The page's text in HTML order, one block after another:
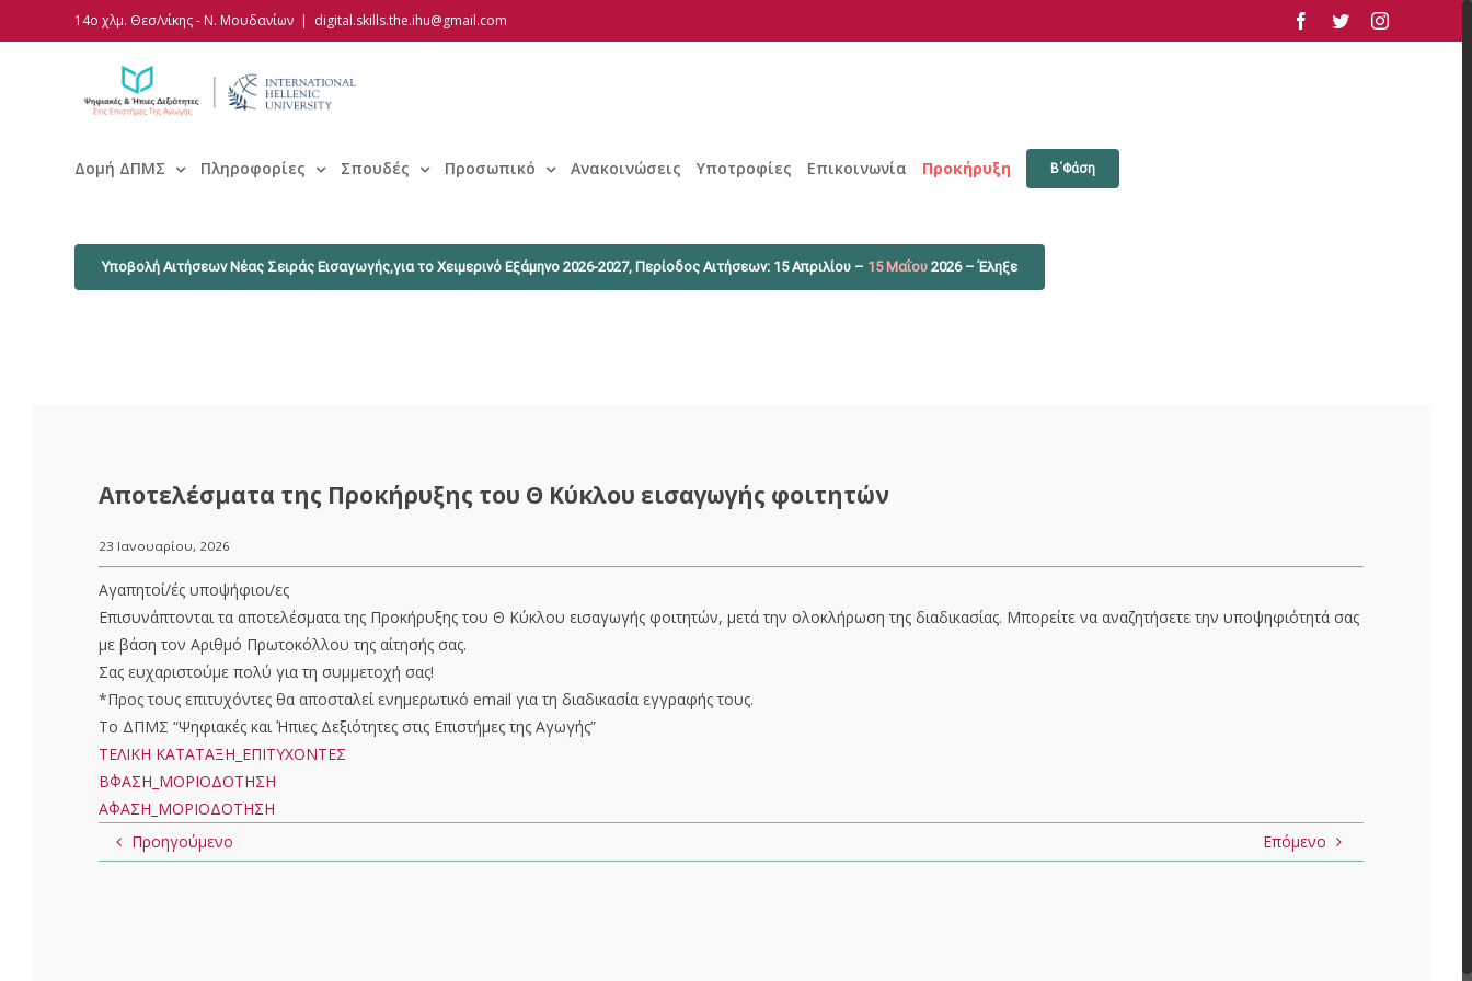
to
14ο χλμ. Θεσ/νίκης - Ν. Μουδανίων | digital.skills.the.ihu@gmail.com facebook
twitterinstagram
Δομή ΔΠΜΣ Πληροφορίες Σπουδές Προσωπικό Ανακοινώσεις Υποτροφίες Επικοινωνία Προκήρυξη Β΄Φάση
Υποβολή Αιτήσεων Νέας Σειράς Εισαγωγής,για το Χειμερινό Εξάμηνο 2026-2027, Περίοδος Αιτήσεων: 15 Απριλίου – 15 Μαΐου2026 – Έληξε
Αποτελέσματα της Προκήρυξης του Θ Κύκλου εισαγωγής φοιτητών
23 Ιανουαρίου, 2026
Αγαπητοί/ές υποψήφιοι/ες
Επισυνάπτονται τα αποτελέσματα της Προκήρυξης του Θ Κύκλου εισαγωγής φοιτητών, μετά την ολοκλήρωση της διαδικασίας. Μπορείτε να αναζητήσετε την υποψηφιότητά σας
με βάση τον Αριθμό Πρωτοκόλλου της αίτησής σας.
Σας ευχαριστούμε πολύ για τη συμμετοχή σας!
*Προς τους επιτυχόντες θα αποσταλεί ενημερωτικό email για τη διαδικασία εγγραφής τους.
Το ΔΠΜΣ “Ψηφιακές και Ήπιες Δεξιότητες στις Επιστήμες της Αγωγής”
ΤΕΛΙΚΗ ΚΑΤΑΤΑΞΗ_ΕΠΙΤΥΧΟΝΤΕΣ
Β΄ΦΑΣΗ_ΜΟΡΙΟΔΟΤΗΣΗ
Α΄ΦΑΣΗ_ΜΟΡΙΟΔΟΤΗΣΗ
Προηγούμενο
Επόμενο